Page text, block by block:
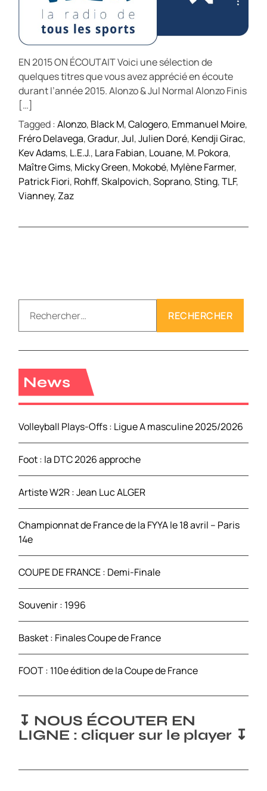
EN 2015 ON ÉCOUTAIT Voici une sélection de
quelques titres que vous avez apprécié en écoute
durant l’année 2015. Alonzo & Jul Normal Alonzo Finis
[…]
Tagged :Alonzo, Black M,Calogero, Emmanuel Moire,
Fréro Delavega,Gradur,Jul,Julien Doré, Kendji Girac,
Kev Adams, L.E.J., Lara Fabian, Louane, M. Pokora,
Maître Gims, Micky Green, Mokobé, Mylène Farmer,
Patrick Fiori, Rohff,Skalpovich,Soprano,Sting,TLF,
Vianney, Zaz
c
h
h
e
r
:
News
Volleyball Plays-Offs : Ligue A masculine 2025/2026
Foot : la DTC 2026 approche
Artiste W2R : Jean Luc ALGER
Championnat de France de la FYYA le 18 avril – Paris
14e
COUPE DE FRANCE : Demi-Finale
Souvenir : 1996
Basket : Finales Coupe de France
FOOT : 110e édition de la Coupe de France
↧ NOUS ÉCOUTER EN
LIGNE : cliquer sur le player ↧